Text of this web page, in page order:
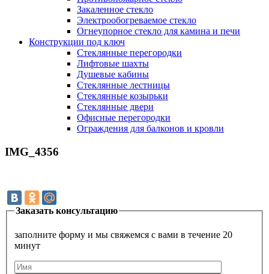
Закаленное стекло
Электрообогреваемое стекло
Огнеупорное стекло для камина и печи
Конструкции под ключ
Стеклянные перегородки
Лифтовые шахты
Душевые кабины
Cтеклянные лестницы
Cтеклянные козырьки
Cтеклянные двери
Офисные перегородки
Ограждения для балконов и кровли
IMG_4356
Заказать консультацию
заполните форму и мы свяжемся с вами в течение 20
минут